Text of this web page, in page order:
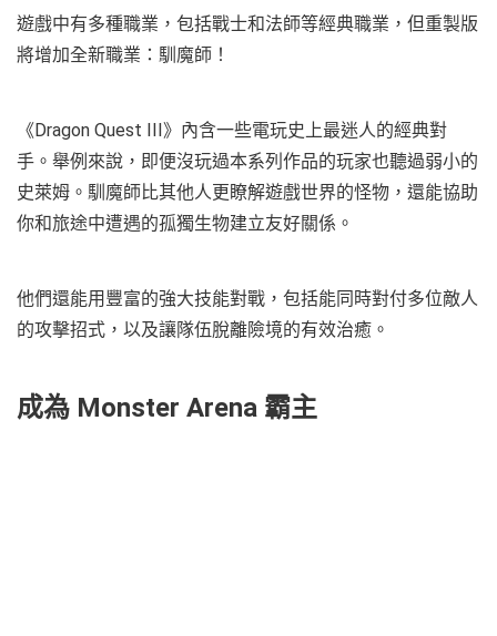
遊戲中有多種職業，包括戰士和法師等經典職業，但重製版
將增加全新職業：馴魔師！
《Dragon Quest III》內含一些電玩史上最迷人的經典對
手。舉例來說，即便沒玩過本系列作品的玩家也聽過弱小的
史萊姆。馴魔師比其他人更瞭解遊戲世界的怪物，還能協助
你和旅途中遭遇的孤獨生物建立友好關係。
他們還能用豐富的強大技能對戰，包括能同時對付多位敵人
的攻擊招式，以及讓隊伍脫離險境的有效治癒。
成為 Monster Arena 霸主